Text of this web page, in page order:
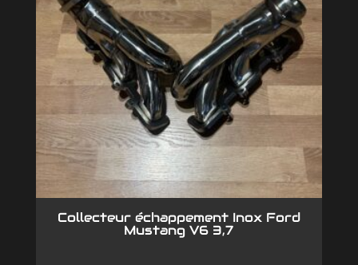
Collecteur échappement Inox Ford
Mustang V6 3,7